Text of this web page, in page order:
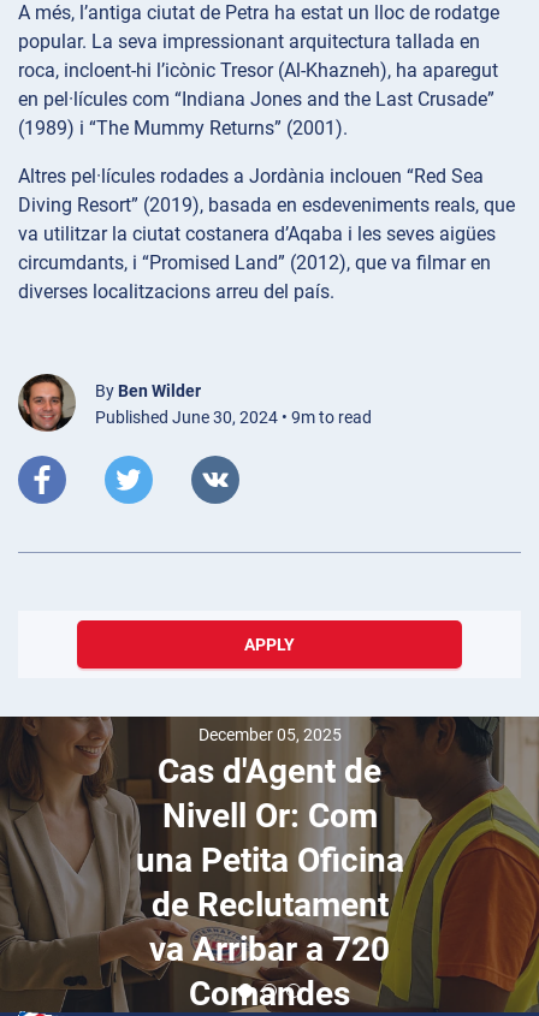
A més, l’antiga ciutat de Petra ha estat un lloc de rodatge
popular. La seva impressionant arquitectura tallada en
roca, incloent-hi l’icònic Tresor (Al-Khazneh), ha aparegut
en pel·lícules com “Indiana Jones and the Last Crusade”
(1989) i “The Mummy Returns” (2001).
Altres pel·lícules rodades a Jordània inclouen “Red Sea
Diving Resort” (2019), basada en esdeveniments reals, que
va utilitzar la ciutat costanera d’Aqaba i les seves aigües
circumdants, i “Promised Land” (2012), que va filmar en
diverses localitzacions arreu del país.
By Ben Wilder
Published June 30, 2024 • 9m to read
APPLY
December 05, 2025
Cas d'Agent de
Nivell Or: Com
una Petita Oficina
de Reclutament
va Arribar a 720
Comandes